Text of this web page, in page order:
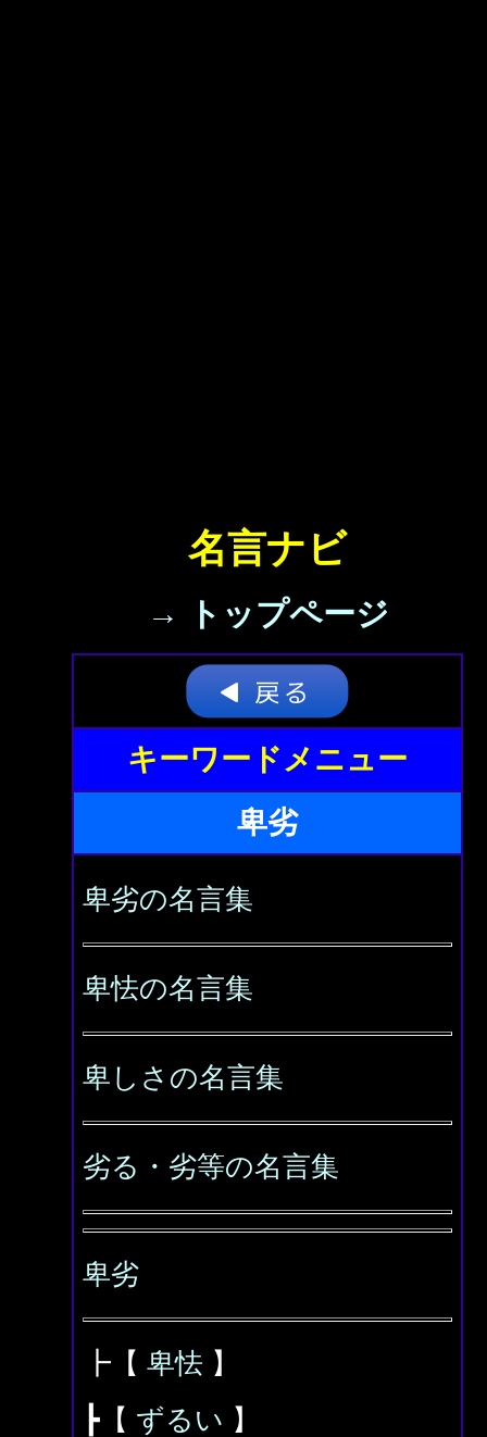
名言ナビ
→ トップページ
キーワードメニュー
卑劣
卑劣の名言集
卑怯の名言集
卑しさの名言集
劣る・劣等の名言集
卑劣
┣【 卑怯 】
┣【 ずるい 】